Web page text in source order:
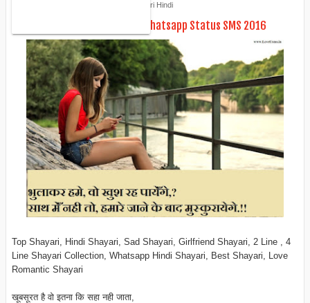
Whatsapp Shayari Hindi
Top Latest Hindi Sad Shayari Whatsapp Status SMS 2016
Top Shayari, Hindi Shayari, Sad Shayari, Girlfriend Shayari, 2 Line , 4
Line Shayari Collection, Whatsapp Hindi Shayari, Best Shayari, Love
Romantic Shayari
खूबसूरत है वो इतना कि सहा नही जाता,